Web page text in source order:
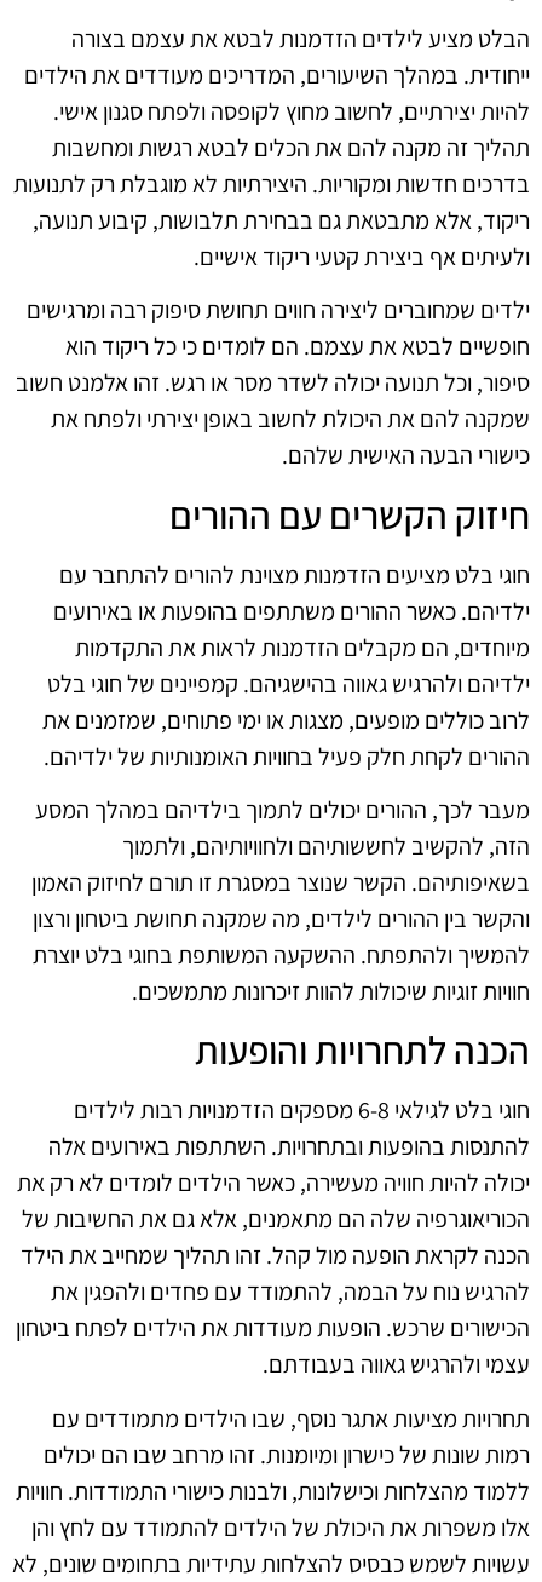
הבלט מציע לילדים הזדמנות לבטא את עצמם בצורה
ייחודית. במהלך השיעורים, המדריכים מעודדים את הילדים
להיות יצירתיים, לחשוב מחוץ לקופסה ולפתח סגנון אישי.
תהליך זה מקנה להם את הכלים לבטא רגשות ומחשבות
בדרכים חדשות ומקוריות. היצירתיות לא מוגבלת רק לתנועות
ריקוד, אלא מתבטאת גם בבחירת תלבושות, קיבוע תנועה,
ולעיתים אף ביצירת קטעי ריקוד אישיים.
ילדים שמחוברים ליצירה חווים תחושת סיפוק רבה ומרגישים
חופשיים לבטא את עצמם. הם לומדים כי כל ריקוד הוא
סיפור, וכל תנועה יכולה לשדר מסר או רגש. זהו אלמנט חשוב
שמקנה להם את היכולת לחשוב באופן יצירתי ולפתח את
כישורי הבעה האישית שלהם.
חיזוק הקשרים עם ההורים
חוגי בלט מציעים הזדמנות מצוינת להורים להתחבר עם
ילדיהם. כאשר ההורים משתתפים בהופעות או באירועים
מיוחדים, הם מקבלים הזדמנות לראות את התקדמות
ילדיהם ולהרגיש גאווה בהישגיהם. קמפיינים של חוגי בלט
לרוב כוללים מופעים, מצגות או ימי פתוחים, שמזמנים את
ההורים לקחת חלק פעיל בחוויות האומנותיות של ילדיהם.
מעבר לכך, ההורים יכולים לתמוך בילדיהם במהלך המסע
הזה, להקשיב לחששותיהם ולחוויותיהם, ולתמוך
בשאיפותיהם. הקשר שנוצר במסגרת זו תורם לחיזוק האמון
והקשר בין ההורים לילדים, מה שמקנה תחושת ביטחון ורצון
להמשיך ולהתפתח. ההשקעה המשותפת בחוגי בלט יוצרת
חוויות זוגיות שיכולות להוות זיכרונות מתמשכים.
הכנה לתחרויות והופעות
חוגי בלט לגילאי 6-8 מספקים הזדמנויות רבות לילדים
להתנסות בהופעות ובתחרויות. השתתפות באירועים אלה
יכולה להיות חוויה מעשירה, כאשר הילדים לומדים לא רק את
הכוריאוגרפיה שלה הם מתאמנים, אלא גם את החשיבות של
הכנה לקראת הופעה מול קהל. זהו תהליך שמחייב את הילד
להרגיש נוח על הבמה, להתמודד עם פחדים ולהפגין את
הכישורים שרכש. הופעות מעודדות את הילדים לפתח ביטחון
עצמי ולהרגיש גאווה בעבודתם.
תחרויות מציעות אתגר נוסף, שבו הילדים מתמודדים עם
רמות שונות של כישרון ומיומנות. זהו מרחב שבו הם יכולים
ללמוד מהצלחות וכישלונות, ולבנות כישורי התמודדות. חוויות
אלו משפרות את היכולת של הילדים להתמודד עם לחץ והן
עשויות לשמש כבסיס להצלחות עתידיות בתחומים שונים, לא